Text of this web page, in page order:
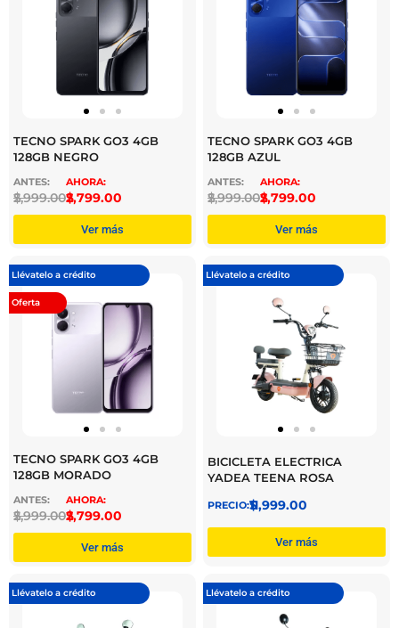
TECNO SPARK GO3 4GB
128GB NEGRO
$
2,999.00$
2,799.00
Ver más
TECNO SPARK GO3 4GB
128GB AZUL
$
2,999.00$
2,799.00
Ver más
Llévatelo a crédito
Oferta
TECNO SPARK GO3 4GB
128GB MORADO
$
2,999.00$
2,799.00
Ver más
Llévatelo a crédito
BICICLETA ELECTRICA
YADEA TEENA ROSA
$
11,999.00
Ver más
Llévatelo a crédito Llévatelo a crédito